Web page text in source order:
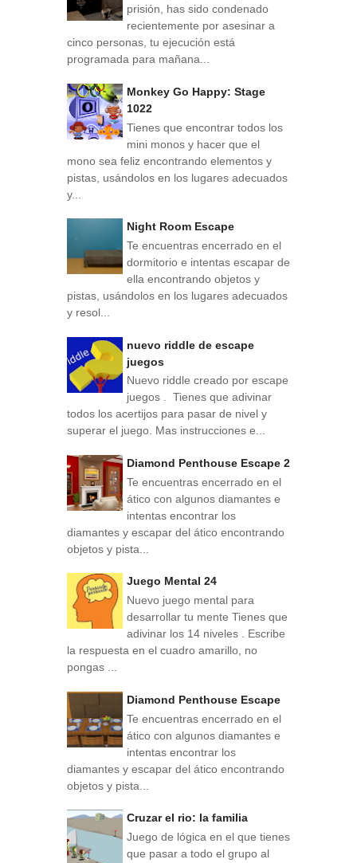
prisión, has sido condenado
recientemente por asesinar a
cinco personas, tu ejecución está
programada para mañana...
Monkey Go Happy: Stage
1022
Tienes que encontrar todos los
mini monos y hacer que el
mono sea feliz encontrando elementos y
pistas, usándolos en los lugares adecuados
y...
Night Room Escape
Te encuentras encerrado en el
dormitorio e intentas escapar de
ella encontrando objetos y
pistas, usándolos en los lugares adecuados
y resol...
nuevo riddle de escape
juegos
Nuevo riddle creado por escape
juegos . Tienes que adivinar
todos los acertijos para pasar de nivel y
superar el juego. Mas instrucciones e...
Diamond Penthouse Escape 2
Te encuentras encerrado en el
ático con algunos diamantes e
intentas encontrar los
diamantes y escapar del ático encontrando
objetos y pista...
Juego Mental 24
Nuevo juego mental para
desarrollar tu mente Tienes que
adivinar los 14 niveles . Escribe
la respuesta en el cuadro amarillo, no
pongas ...
Diamond Penthouse Escape
Te encuentras encerrado en el
ático con algunos diamantes e
intentas encontrar los
diamantes y escapar del ático encontrando
objetos y pista...
Cruzar el rio: la familia
Juego de lógica en el que tienes
que pasar a todo el grupo al